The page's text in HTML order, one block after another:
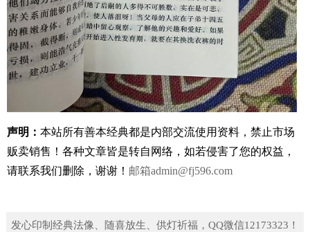
声明： 本站所有善本经典都是内部交流使用资料，禁止市场
贩卖销售！ 各种文章皆是转自网络，如若侵害了您的权益，
请联系我们删除，谢谢！ 邮箱admin@fj596.com
发心印制经典法像、随喜放生、供灯祈福，QQ微信12173323！